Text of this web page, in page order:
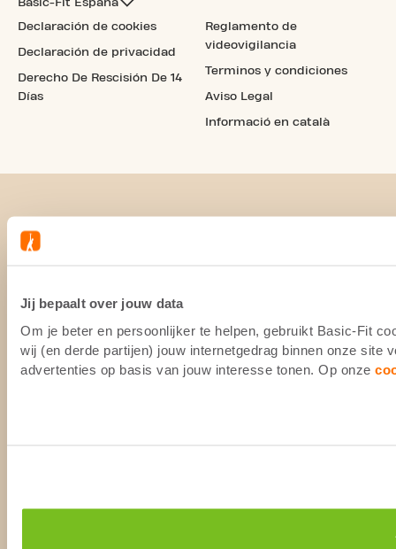
Jij bepaalt over jouw data
Om je beter en persoonlijker te helpen, gebruikt Basic-Fit
wij (en derde partijen) jouw internetgedrag binnen onze site
advertenties op basis van jouw interesse tonen. Op onze
Basic-Fit España
Declaración de cookies
Declaración de privacidad
Derecho De Rescisión De 14
Días
Reglamento de
videovigilancia
Terminos y condiciones
Aviso Legal
Informació en català